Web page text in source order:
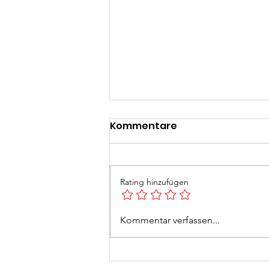
Feuerlöscherüberprüfung
2026
Kommentare
Rating hinzufügen
Kommentar verfassen...